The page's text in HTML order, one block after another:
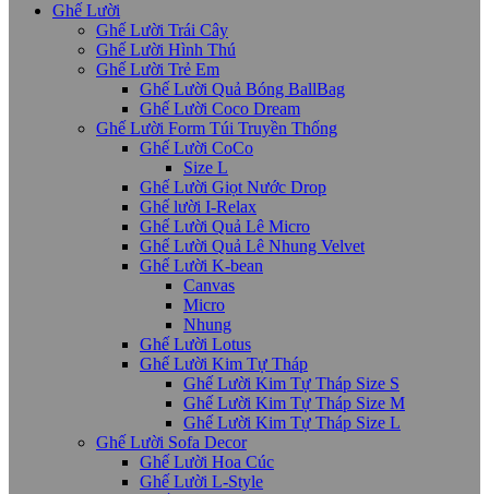
Ghế Lười
Ghế Lười Trái Cây
Ghế Lười Hình Thú
Ghế Lười Trẻ Em
Ghế Lười Quả Bóng BallBag
Ghế Lười Coco Dream
Ghế Lười Form Túi Truyền Thống
Ghế Lười CoCo
Size L
Ghế Lười Giọt Nước Drop
Ghế lười I-Relax
Ghế Lười Quả Lê Micro
Ghế Lười Quả Lê Nhung Velvet
Ghế Lười K-bean
Canvas
Micro
Nhung
Ghế Lười Lotus
Ghế Lười Kim Tự Tháp
Ghế Lười Kim Tự Tháp Size S
Ghế Lười Kim Tự Tháp Size M
Ghế Lười Kim Tự Tháp Size L
Ghế Lười Sofa Decor
Ghế Lười Hoa Cúc
Ghế Lười L-Style